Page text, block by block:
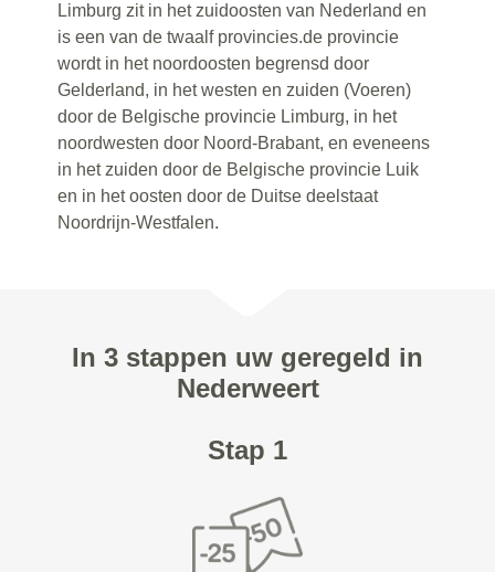
Limburg zit in het zuidoosten van Nederland en
is een van de twaalf provincies.de provincie
wordt in het noordoosten begrensd door
Gelderland, in het westen en zuiden (Voeren)
door de Belgische provincie Limburg, in het
noordwesten door Noord-Brabant, en eveneens
in het zuiden door de Belgische provincie Luik
en in het oosten door de Duitse deelstaat
Noordrijn-Westfalen.
In 3 stappen uw geregeld in
Nederweert
Stap 1